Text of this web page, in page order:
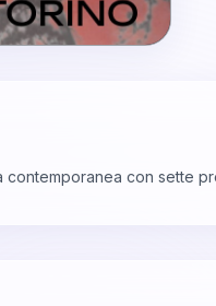
contemporanea con sette